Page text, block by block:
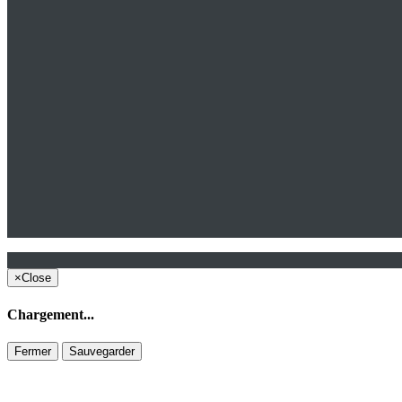
×Close
Chargement...
Fermer Sauvegarder